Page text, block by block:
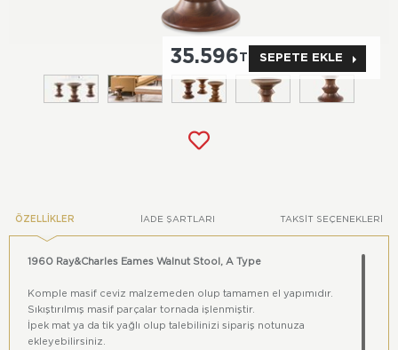
35.596TL SEPETE EKLE
ÖZELLIKLER İADE ŞARTLARI TAKSIT SEÇENEKLERI
1960 Ray&Charles Eames Walnut Stool, A Type
Komple masif ceviz malzemeden olup tamamen el yapımıdır.
Sıkıştırılmış masif parçalar tornada işlenmiştir.
İpek mat ya da tik yağlı olup talebilinizi sipariş notunuza
ekleyebilirsiniz.